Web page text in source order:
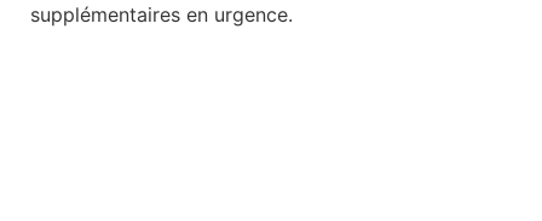
supplémentaires en urgence.